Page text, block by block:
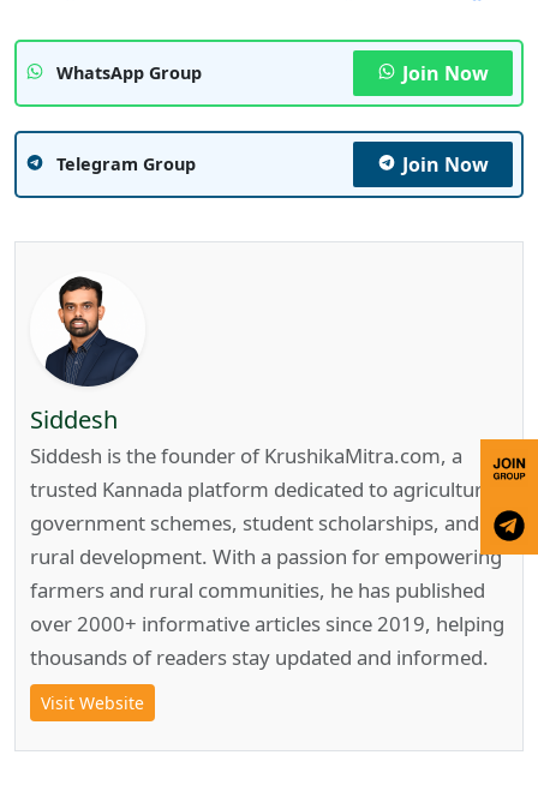
WhatsApp Group Join Now
Telegram Group Join Now
Siddesh
Siddesh is the founder of KrushikaMitra.com, a
trusted Kannada platform dedicated to agriculture,
government schemes, student scholarships, and
rural development. With a passion for empowering
farmers and rural communities, he has published
over 2000+ informative articles since 2019, helping
thousands of readers stay updated and informed.
Visit Website